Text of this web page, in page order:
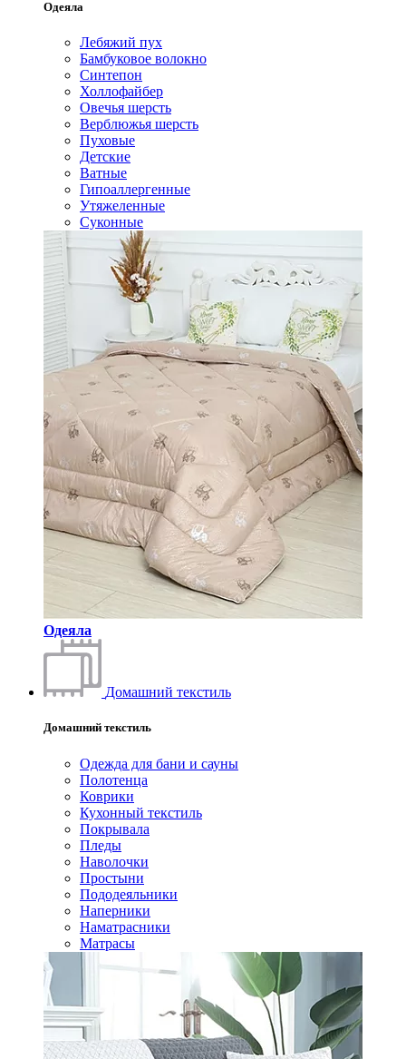
Одеяла
Лебяжий пух
Бамбуковое волокно
Синтепон
Холлофайбер
Овечья шерсть
Верблюжья шерсть
Пуховые
Детские
Ватные
Гипоаллергенные
Утяжеленные
Суконные
Одеяла
Домашний текстиль
Домашний текстиль
Одежда для бани и сауны
Полотенца
Коврики
Кухонный текстиль
Покрывала
Пледы
Наволочки
Простыни
Пододеяльники
Наперники
Наматрасники
Матрасы